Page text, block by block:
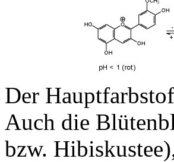
Der
Auch die
bzw.